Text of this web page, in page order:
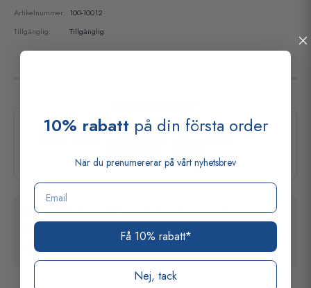
Artikelnummer: 100-10012
Tillgänglig:
Tillgänglig
Frågor? Prata med Konrad eller någon av våra
produktexperter!
08-765 30 05
10% rabatt på din första order
När du prenumererar på vårt nyhetsbrev
Email
Få 10% rabatt*
Nej, tack